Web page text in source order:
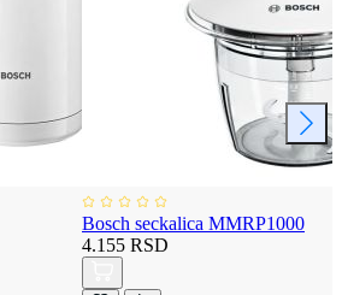
Bosch seckalica MMRP1000
4.155 RSD